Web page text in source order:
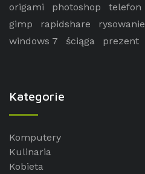
origami photoshop telefon
gimp
rapidshare rysowanie
windows 7
ściąga prezent
Kategorie
Komputery
Kulinaria
Kobieta